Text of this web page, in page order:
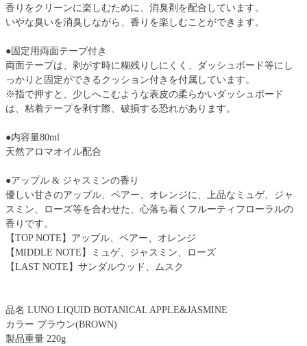
香りをクリーンに楽しむために、消臭剤を配合しています。
いやな臭いを消臭しながら、香りを楽しむことができます。
●固定用両面テープ付き
両面テープは、剥がす時に糊残りしにくく、ダッシュボード等にし
っかりと固定ができるクッション付きを付属しています。
※指で押すと、少しへこむような表皮の柔らかいダッシュボード
は、粘着テープを剥す際、破損する恐れがあります。
●内容量80ml
天然アロマオイル配合
●アップル & ジャスミンの香り
優しい甘さのアップル、ペアー、オレンジに、上品なミュゲ、ジャ
スミン、ローズ等を合わせた、心落ち着くフルーティフローラルの
香りです。
【TOP NOTE】アップル、ペアー、オレンジ
【MIDDLE NOTE】ミュゲ、ジャスミン、ローズ
【LAST NOTE】サンダルウッド、ムスク
品名 LUNO LIQUID BOTANICAL APPLE&JASMINE
カラー ブラウン(BROWN)
製品重量 220g